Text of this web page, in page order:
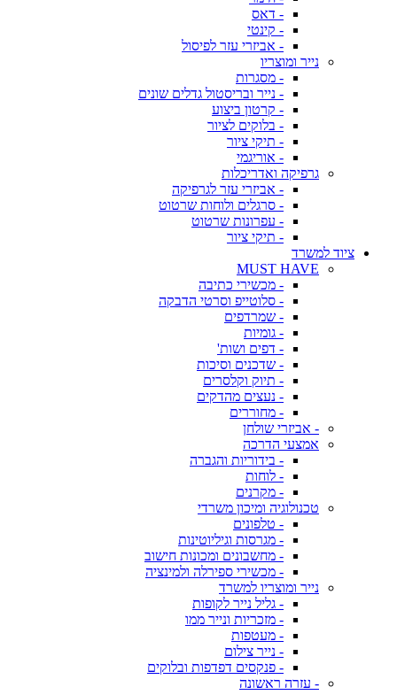
- דאס
- קינטי
- אביזרי עזר לפיסול
נייר ומוצריו
- מסגרות
- נייר ובריסטול גדלים שונים
- קרטון ביצוע
- בלוקים לציור
- תיקי ציור
- אוריגמי
גרפיקה ואדריכלות
- אביזרי עזר לגרפיקה
- סרגלים ולוחות שרטוט
- עפרונות שרטוט
- תיקי ציור
ציוד למשרד
MUST HAVE
- מכשירי כתיבה
- סלוטייפ וסרטי הדבקה
- שמרדפים
- גומיות
- דפים ושות'
- שדכנים וסיכות
- תיוק וקלסרים
- נעצים מהדקים
- מחוררים
- אביזרי שולחן
אמצעי הדרכה
- בידוריות והגברה
- לוחות
- מקרנים
טכנולוגיה ומיכון משרדי
- טלפונים
- מגרסות וגיליוטינות
- מחשבונים ומכונות חישוב
- מכשירי ספירלה ולמינציה
נייר ומוצריו למשרד
- גליל נייר לקופות
- מזכריות ונייר ממו
- מעטפות
- נייר צילום
- פנקסים דפדפות ובלוקים
- עזרה ראשונה